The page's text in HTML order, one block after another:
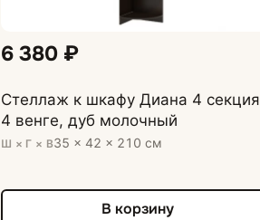
6 380 ₽
Стеллаж к шкафу Диана 4 секция
4 венге, дуб молочный
Ш × Г × В35 × 42 × 210 см
В корзину